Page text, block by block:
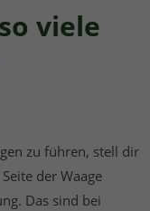
viele
zu führen, stell dir
der Waage
Das sind bei